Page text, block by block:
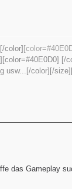
color]
[/
usw...[/color][/
das Gameplay